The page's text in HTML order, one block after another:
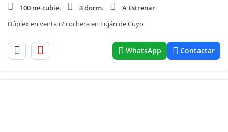
100 m² cubie.
3 dorm.
A Estrenar
Dúplex en venta c/ cochera en Luján de Cuyo
WhatsApp Contactar